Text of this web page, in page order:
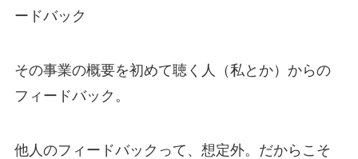
ードバック
その事業の概要を初めて聴く人（私とか）からの
フィードバック。
他人のフィードバックって、想定外。だからこそ